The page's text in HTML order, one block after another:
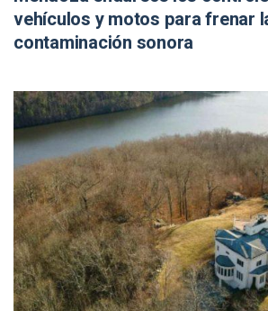
vehículos y motos para frenar
contaminación sonora